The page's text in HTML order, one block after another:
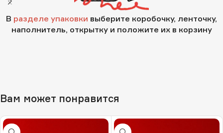
В разделе упаковки выберите коробочку, ленточку,
наполнитель, открытку и положите их в корзину
Вам может понравится